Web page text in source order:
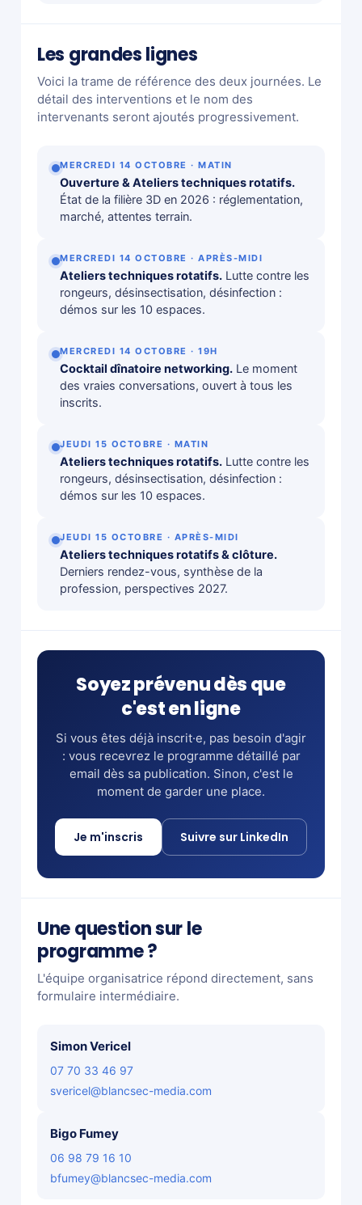
Les grandes lignes
Voici la trame de référence des deux journées. Le
détail des interventions et le nom des
intervenants seront ajoutés progressivement.
MERCREDI 14 OCTOBRE · MATIN
Ouverture & Ateliers techniques rotatifs.
État de la filière 3D en 2026 : réglementation,
marché, attentes terrain.
MERCREDI 14 OCTOBRE · APRÈS-MIDI
Ateliers techniques rotatifs. Lutte contre les
rongeurs, désinsectisation, désinfection :
démos sur les 10 espaces.
MERCREDI 14 OCTOBRE · 19H
Cocktail dînatoire networking. Le moment
des vraies conversations, ouvert à tous les
inscrits.
JEUDI 15 OCTOBRE · MATIN
Ateliers techniques rotatifs. Lutte contre les
rongeurs, désinsectisation, désinfection :
démos sur les 10 espaces.
JEUDI 15 OCTOBRE · APRÈS-MIDI
Ateliers techniques rotatifs & clôture.
Derniers rendez-vous, synthèse de la
profession, perspectives 2027.
Soyez prévenu dès que
c'est en ligne
Si vous êtes déjà inscrit·e, pas besoin d'agir
: vous recevrez le programme détaillé par
email dès sa publication. Sinon, c'est le
moment de garder une place.
Je m'inscris Suivre sur LinkedIn
Une question sur le
programme ?
L'équipe organisatrice répond directement, sans
formulaire intermédiaire.
Simon Vericel
07 70 33 46 97
svericel@blancsec-media.com
Bigo Fumey
06 98 79 16 10
bfumey@blancsec-media.com